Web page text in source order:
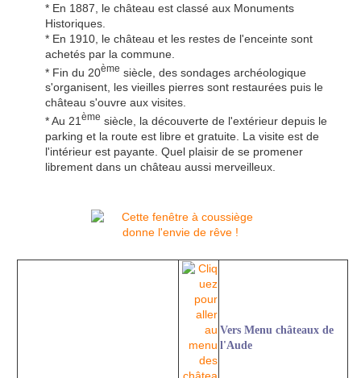
* En 1887, le château est classé aux Monuments
Historiques.
* En 1910, le château et les restes de l'enceinte sont
achetés par la commune.
* Fin du 20ème siècle, des sondages archéologique
s'organisent, les vieilles pierres sont restaurées puis le
château s'ouvre aux visites.
* Au 21 ème siècle, la découverte de l'extérieur depuis le
parking et la route est libre et gratuite. La visite est de
l'intérieur est payante. Quel plaisir de se promener
librement dans un château aussi merveilleux.
Vers Menu châteaux de
l'Aude